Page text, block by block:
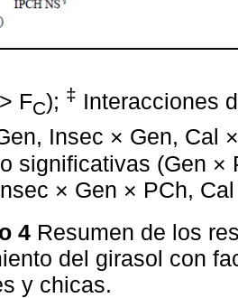
FC); ‡ Interacciones
Insec × Gen, Cal
significativas (Gen
× Gen × PCh,
4 Resumen de los
del girasol con
y chicas.